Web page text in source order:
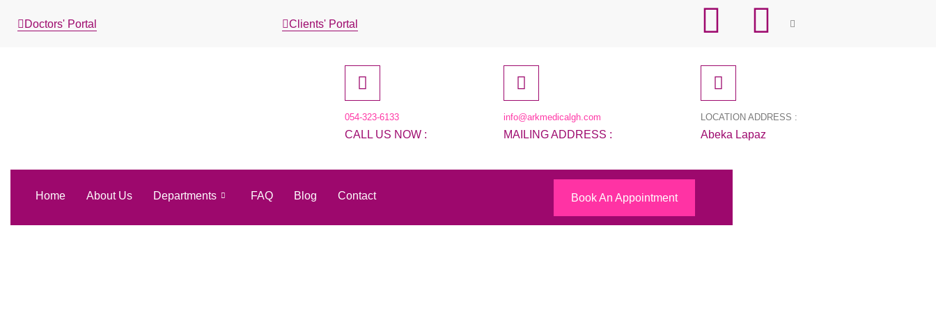
Doctors' Portal Clients' Portal
054-323-6133
CALL US NOW :
info@arkmedicalgh.com
MAILING ADDRESS :
LOCATION ADDRESS :
Abeka Lapaz
Home About Us Departments FAQ Blog Contact Book An Appointment